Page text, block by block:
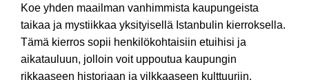
Koe yhden maailman vanhimmista kaupungeista
taikaa ja mystiikkaa yksityisellä Istanbulin kierroksella.
Tämä kierros sopii henkilökohtaisiin etuihisi ja
aikatauluun, jolloin voit uppoutua kaupungin
rikkaaseen historiaan ja vilkkaaseen kulttuuriin.